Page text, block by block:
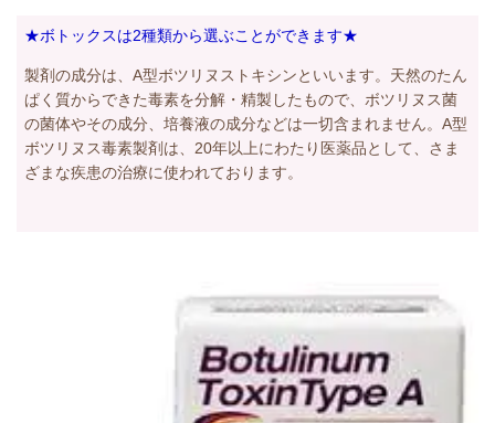
★ボトックスは2種類から選ぶことができます★
製剤の成分は、A型ボツリヌストキシンといいます。天然のたん
ぱく質からできた毒素を分解・精製したもので、ボツリヌス菌
の菌体やその成分、培養液の成分などは一切含まれません。A型
ボツリヌス毒素製剤は、20年以上にわたり医薬品として、さま
ざまな疾患の治療に使われております。